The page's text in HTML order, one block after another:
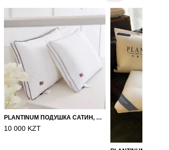
PLANTINUM ПОДУШКА САТИН, ШЕЛК 50Х70
10 000 KZT